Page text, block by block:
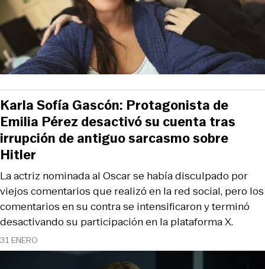
31 ENERO
La actriz nominada al Oscar se había disculpado por
viejos comentarios que realizó en la red social, pero los
comentarios en su contra se intensificaron y terminó
desactivando su participación en la plataforma X.
Karla Sofía Gascón: Protagonista de
Emilia Pérez desactivó su cuenta tras
irrupción de antiguo sarcasmo sobre
Hitler